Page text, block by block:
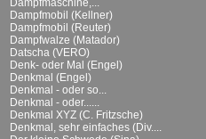
Dampfmaschine,...
Dampfmobil (Kellner)
Dampfmobil (Reuter)
Dampfwalze (Matador)
Datscha (VERO)
Denk- oder Mal (Engel)
Denkmal (Engel)
Denkmal - oder so...
Denkmal - oder......
Denkmal XYZ (C. Fritzsche)
Denkmal, sehr einfaches (Div....